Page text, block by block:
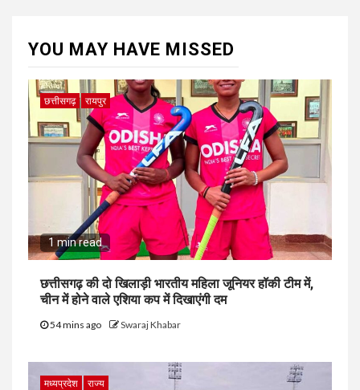
YOU MAY HAVE MISSED
छत्तीसगढ़ रायपुर
1 min read
छत्तीसगढ़ की दो खिलाड़ी भारतीय महिला जूनियर हॉकी टीम में,
चीन में होने वाले एशिया कप में दिखाएंगी दम
54 mins ago Swaraj Khabar
मध्यप्रदेश राज्य